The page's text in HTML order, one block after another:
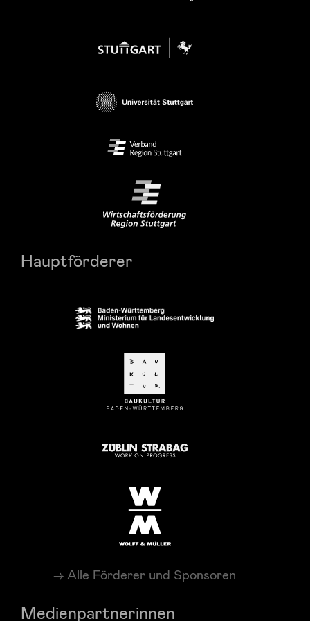
Hauptförderer
Alle Förderer und Sponsoren
Medienpartnerinnen